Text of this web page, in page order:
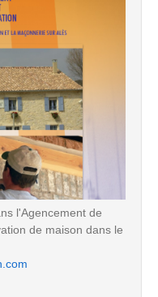
l'Agencement de
de maison dans le